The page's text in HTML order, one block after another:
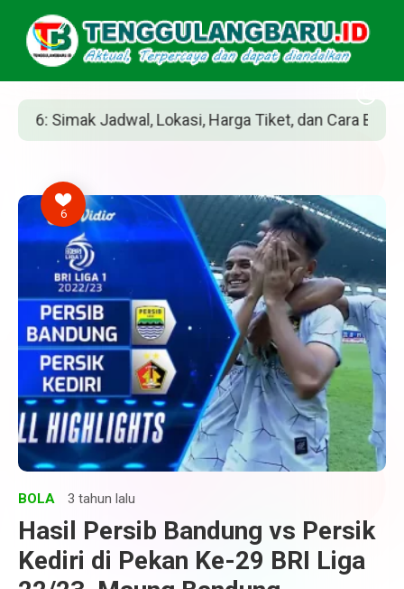
Tiket, dan Cara Belinya Siapakah
6
BOLA 3 tahun lalu
Hasil Persib Bandung vs Persik
Kediri di Pekan Ke-29 BRI Liga